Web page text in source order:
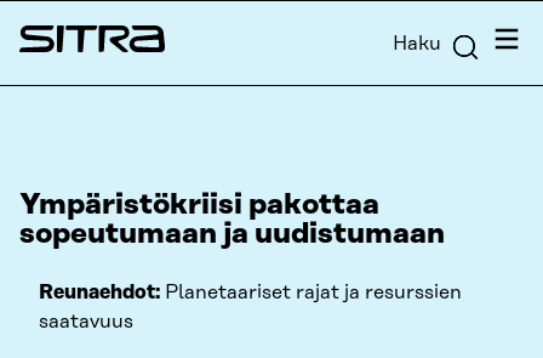
Siirry
suoraan
Sitra Haku
Ympäristökriisi pakottaa
sopeutumaan ja uudistumaan
Reunaehdot: Planetaariset rajat ja resurssien
saatavuus